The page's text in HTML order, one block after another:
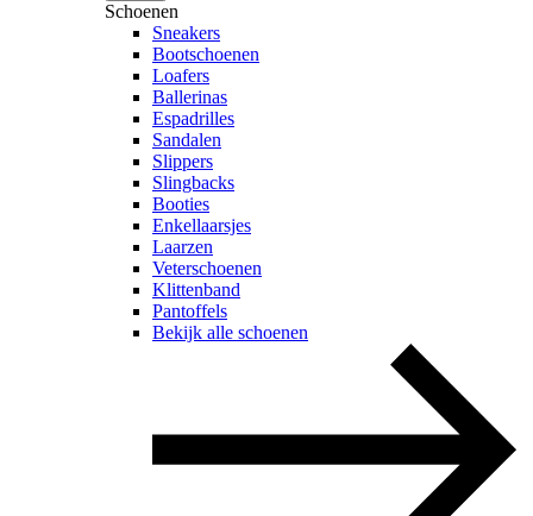
Schoenen
Sneakers
Bootschoenen
Loafers
Ballerinas
Espadrilles
Sandalen
Slippers
Slingbacks
Booties
Enkellaarsjes
Laarzen
Veterschoenen
Klittenband
Pantoffels
Bekijk alle schoenen